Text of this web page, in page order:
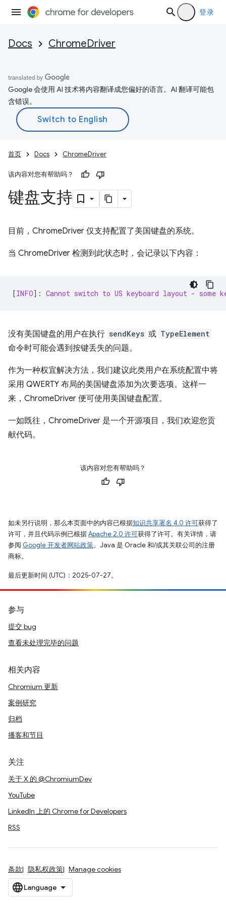
登录
Docs ChromeDriver
Google 会使用 AI 技术将内容翻译成您偏好的语言。AI 翻译可能包
含错误。
首页 Docs ChromeDriver
该内容对您有帮助吗？
键盘支持
目前，ChromeDriver 仅支持配置了美国键盘的系统。
当 ChromeDriver 检测到此状态时，会记录以下内容：
[INFO]: Cannot switch to US keyboard layout -
没有美国键盘的用户在执行 sendKeys 或 TypeElement
命令时可能会遇到按键丢失的问题。
作为一种权宜解决方法，我们建议此类用户在系统配置中将
采用 QWERTY 布局的美国键盘添加为次要选项。这样一
来，ChromeDriver 便可使用美国键盘配置。
一如既往，ChromeDriver 是一个开源项目，我们欢迎您贡
献代码。
该内容对您有帮助吗？
如未另行说明，那么本页面中的内容已根据知识共享署名 4.0 许可获得了
许可，并且代码示例已根据Apache 2.0 许可获得了许可。有关详情，请
参阅 Google 开发者网站政策。Java 是 Oracle 和/或其关联公司的注册
商标。
最后更新时间 (UTC)：2025-07-27。
参与
提交 bug
查看未处理完毕的问题
相关内容
Chromium 更新
案例研究
归档
播客和节目
关注
关于 X 的 @ChromiumDev
YouTube
LinkedIn 上的 Chrome for Developers
RSS
条款 隐私权政策 Manage cookies